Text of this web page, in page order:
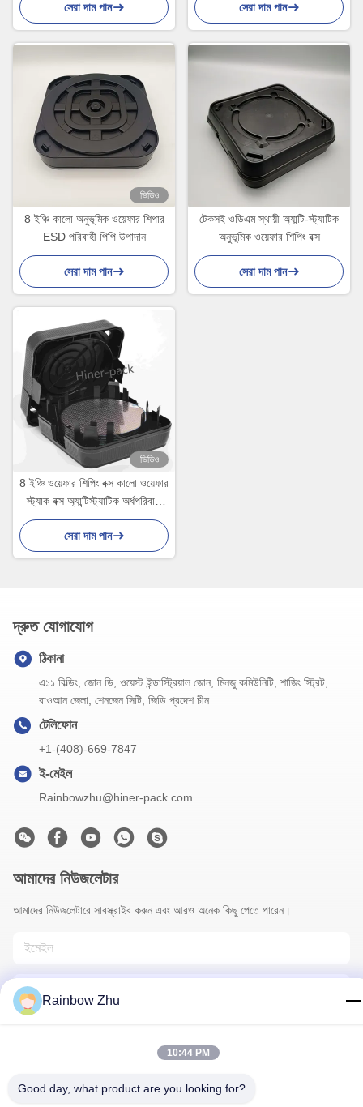
সেরা দাম পান
সেরা দাম পান
ভিডিও
8 ইঞ্চি কালো অনুভূমিক ওয়েফার শিপার
ESD পরিবাহী পিপি উপাদান
সেরা দাম পান
টেকসই ওডিএম স্থায়ী অ্যান্টি-স্ট্যাটিক
অনুভূমিক ওয়েফার শিপিং বক্স
সেরা দাম পান
ভিডিও
8 ইঞ্চি ওয়েফার শিপিং বক্স কালো ওয়েফার
স্ট্যাক বক্স অ্যান্টিস্ট্যাটিক অর্ধপরিবাহী
চিপের জন্য অনুভূমিক
সেরা দাম পান
দ্রুত যোগাযোগ
ঠিকানা
এ১১ বিল্ডিং, জোন ডি, ওয়েস্ট ইন্ডাস্ট্রিয়াল জোন, মিনজু কমিউনিটি, শাজিং স্ট্রিট,
বাওআন জেলা, শেনজেন সিটি, জিডি প্রদেশ চীন
টেলিফোন
+1-(408)-669-7847
ই-মেইল
Rainbowzhu@hiner-pack.com
আমাদের নিউজলেটার
আমাদের নিউজলেটারে সাবস্ক্রাইব করুন এবং আরও অনেক কিছু পেতে পারেন।
আমাদের সাথে যোগাযোগ
Rainbow Zhu
10:44 PM
Good day, what product are you looking for?